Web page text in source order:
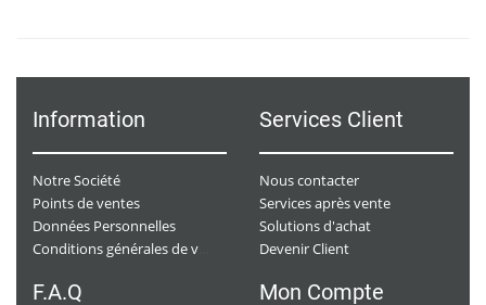
Information
Notre Société
Points de ventes
Données Personnelles
Services Client
Nous contacter
Services après vente
Solutions d'achat
Devenir Client
F.A.Q Mon Compte